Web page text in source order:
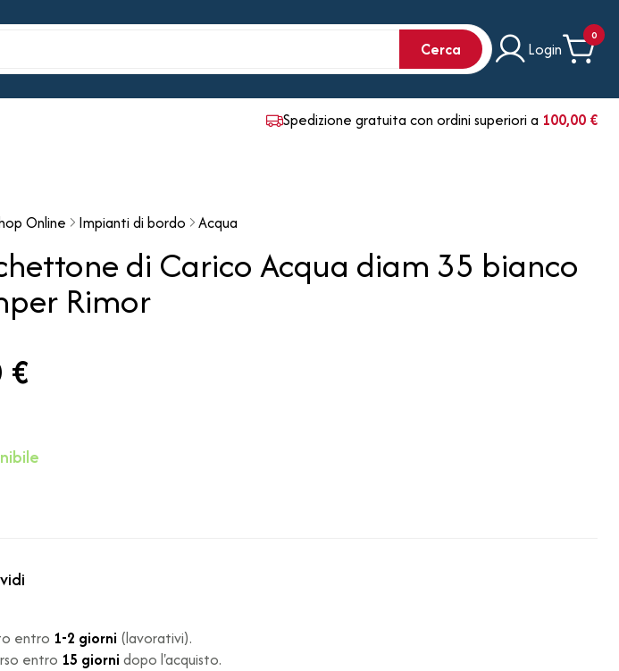
Cerca Login
0
Spedizione gratuita con ordini superiori a 100,00 €
Online Impianti di bordo Acqua
di Carico Acqua diam 35 bianco
Rimor
€
entro 1-2 giorni (lavorativi).
entro 15 giorni dopo l'acquisto.